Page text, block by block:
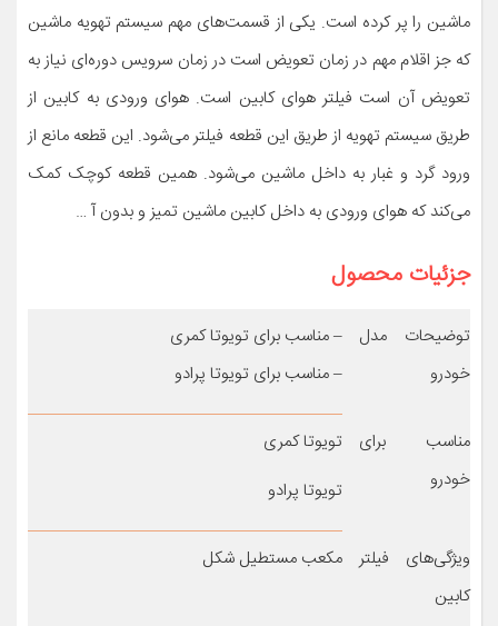
ماشین را پر کرده است. یکی از قسمت‌های مهم سیستم تهویه ماشین
که جز اقلام مهم در زمان تعویض است در زمان سرویس دوره‌ای نیاز به
تعویض آن است فیلتر هوای کابین است. هوای ورودی به کابین از
طریق سیستم تهویه از طریق این قطعه فیلتر می‌شود. این قطعه مانع از
ورود گرد و غبار به داخل ماشین می‌شود. همین قطعه کوچک کمک
می‌کند که هوای ورودی به داخل کابین ماشین تمیز و بدون آ …
جزئیات محصول
توضیحات مدل
خودرو
– مناسب برای تویوتا کمری
– مناسب برای تویوتا پرادو
مناسب برای
خودرو
تویوتا کمری
تویوتا پرادو
ویژگی‌های فیلتر
کابین
مکعب مستطیل شکل